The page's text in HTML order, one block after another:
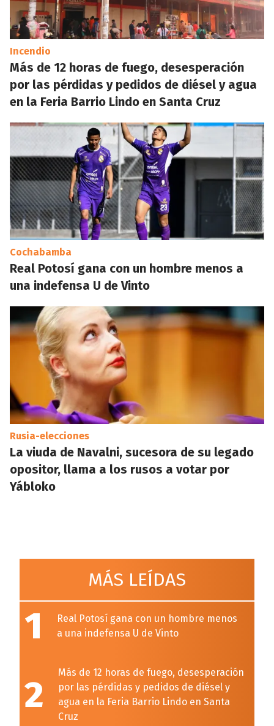
Incendio
Más de 12 horas de fuego, desesperación
por las pérdidas y pedidos de diésel y agua
en la Feria Barrio Lindo en Santa Cruz
Cochabamba
Real Potosí gana con un hombre menos a
una indefensa U de Vinto
Rusia-elecciones
La viuda de Navalni, sucesora de su legado
opositor, llama a los rusos a votar por
Yábloko
MÁS LEÍDAS
1
Real Potosí gana con un hombre menos
a una indefensa U de Vinto
2
Más de 12 horas de fuego, desesperación
por las pérdidas y pedidos de diésel y
agua en la Feria Barrio Lindo en Santa
Cruz